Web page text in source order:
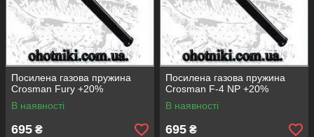
Посилена газова пружина
Crosman Fury +20%
В наявності
695 ₴
Посилена газова пружина
Crosman F-4 NP +20%
В наявності
695 ₴